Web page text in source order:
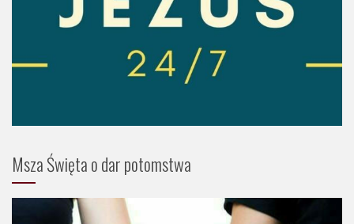
Msza Święta o dar potomstwa